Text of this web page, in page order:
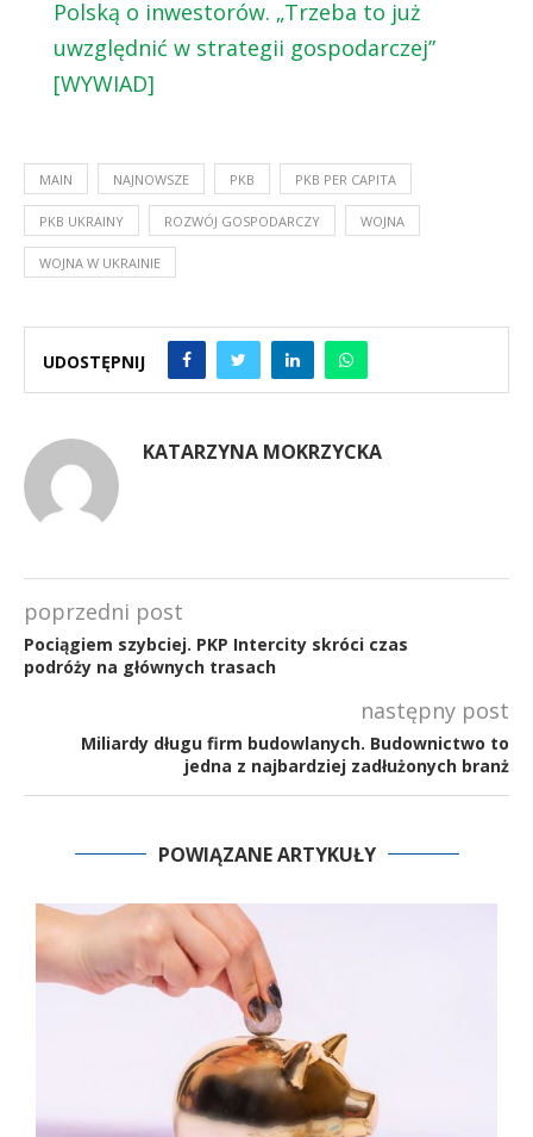
Polską o inwestorów. „Trzeba to już
uwzględnić w strategii gospodarczej”
[WYWIAD]
MAIN NAJNOWSZE PKB PKB PER CAPITA
PKB UKRAINY ROZWÓJ GOSPODARCZY WOJNA
WOJNA W UKRAINIE
UDOSTĘPNIJ
KATARZYNA MOKRZYCKA
poprzedni post
Pociągiem szybciej. PKP Intercity skróci czas
podróży na głównych trasach
następny post
Miliardy długu firm budowlanych. Budownictwo to
jedna z najbardziej zadłużonych branż
POWIĄZANE ARTYKUŁY